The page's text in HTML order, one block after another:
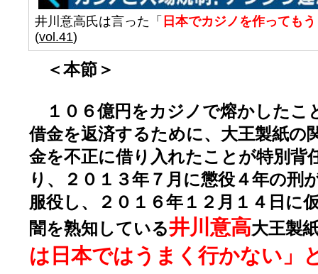
井川意高氏は言った「 日本でカジノを作っても
(vol.41)
＜本節＞
１０６億円をカジノで熔かしたこ
借金を返済するために、大王製紙の
金を不正に借り入れたことが特別背
り、２０１３年７月に懲役４年の刑
服役し、２０１６年１２月１４日に
闇を熟知している井川意高大王製
は日本ではうまく行かない」